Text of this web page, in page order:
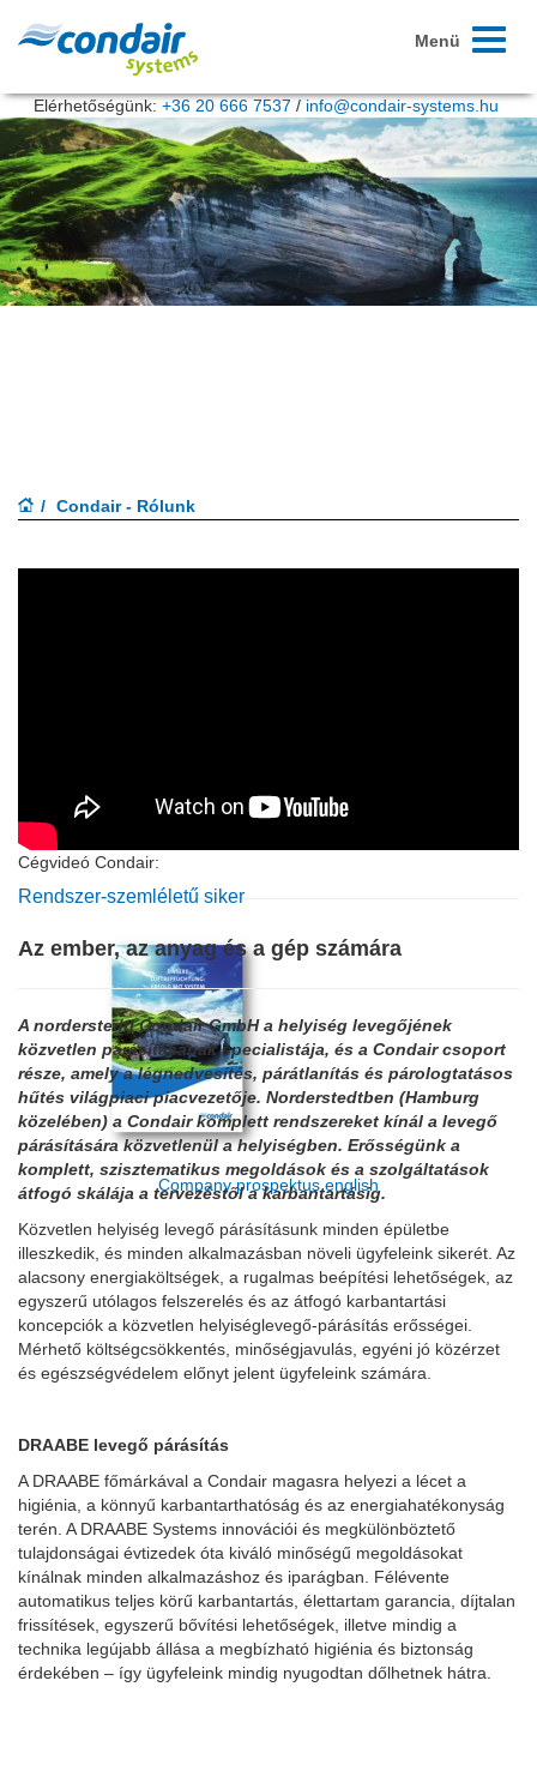
Menü
Elérhetőségünk: +36 20 666 7537 / info@condair-systems.hu
Condair - Rólunk
Cégvideó Condair:
Company prospektus english
Rendszer-szemléletű siker
Az ember, az anyag és a gép számára
A norderstedti Condair GmbH a helyiség levegőjének
közvetlen párásításának specialistája, és a Condair csoport
része, amely a légnedvesítés, párátlanítás és párologtatásos
hűtés világpiaci piacvezetője. Norderstedtben (Hamburg
közelében) a Condair komplett rendszereket kínál a levegő
párásítására közvetlenül a helyiségben. Erősségünk a
komplett, szisztematikus megoldások és a szolgáltatások
átfogó skálája a tervezéstől a karbantartásig.
Közvetlen helyiség levegő párásításunk minden épületbe
illeszkedik, és minden alkalmazásban növeli ügyfeleink sikerét. Az
alacsony energiaköltségek, a rugalmas beépítési lehetőségek, az
egyszerű utólagos felszerelés és az átfogó karbantartási
koncepciók a közvetlen helyiséglevegő-párásítás erősségei.
Mérhető költségcsökkentés, minőségjavulás, egyéni jó közérzet
és egészségvédelem előnyt jelent ügyfeleink számára.
DRAABE levegő párásítás
A DRAABE főmárkával a Condair magasra helyezi a lécet a
higiénia, a könnyű karbantarthatóság és az energiahatékonyság
terén. A DRAABE Systems innovációi és megkülönböztető
tulajdonságai évtizedek óta kiváló minőségű megoldásokat
kínálnak minden alkalmazáshoz és iparágban. Félévente
automatikus teljes körű karbantartás, élettartam garancia, díjtalan
frissítések, egyszerű bővítési lehetőségek, illetve mindig a
technika legújabb állása a megbízható higiénia és biztonság
érdekében – így ügyfeleink mindig nyugodtan dőlhetnek hátra.